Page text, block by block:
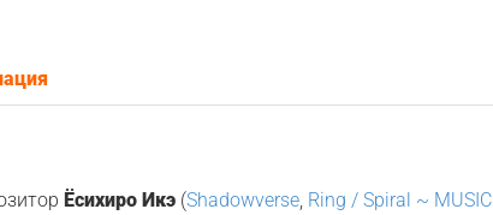
Ёсихиро Икэ (Shadowverse, Ring / Spiral ~ MUSIC